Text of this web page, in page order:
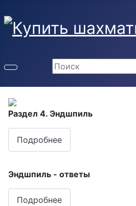
Раздел 4. Эндшпиль
Подробнее
Эндшпиль - ответы
Подробнее